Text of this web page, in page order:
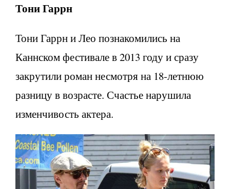
Тони Гаррн
Тони Гаррн и Лео познакомились на
Каннском фестивале в 2013 году и сразу
закрутили роман несмотря на 18-летнюю
разницу в возрасте. Счастье нарушила
изменчивость актера.